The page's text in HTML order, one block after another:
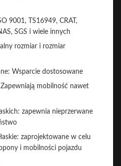
9001, TS16949, CRAT,
SGS i wiele innych
rozmiar i rozmiar
Wsparcie dostosowane
mobilność nawet
zapewnia nieprzerwane
zaprojektowane w celu
i mobilności pojazdu